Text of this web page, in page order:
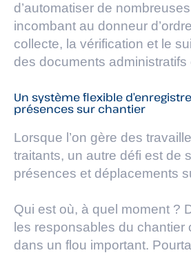
d’automatiser de
incombant au donneur
collecte, la vérification et le
des documents administratifs
Un système flexible
présences sur chantier
Lorsque l’on gère des
traitants, un autre défi est de
présences et déplacements
Qui est où, à quel moment ?
les responsables du chantier
dans un flou important.